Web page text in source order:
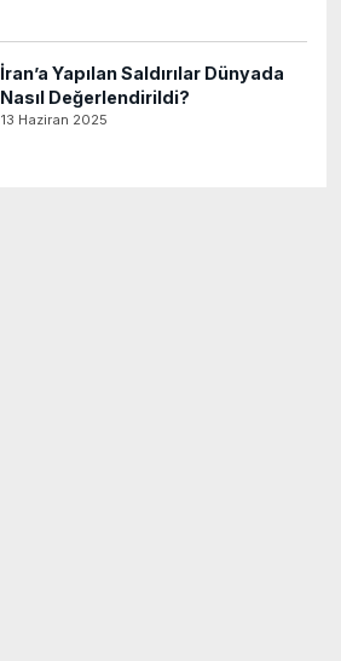
İran’a Yapılan Saldırılar Dünyada
Nasıl Değerlendirildi?
13 Haziran 2025